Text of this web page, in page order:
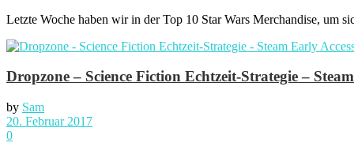
Letzte Woche haben wir in der Top 10 Star Wars Merchandise, um
Dropzone – Science Fiction Echtzeit-Strategie –
by Sam
20. Februar 2017
0